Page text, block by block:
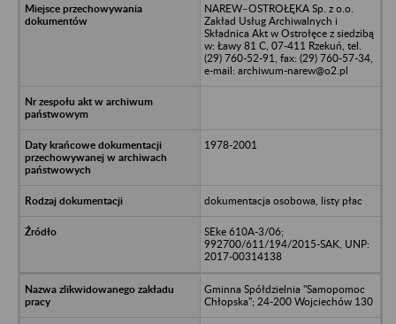
NAREW–OSTROŁĘKA Sp. z o.o.
Zakład Usług Archiwalnych i
Składnica Akt w Ostrołęce z siedzibą
w: Ławy 81 C, 07-411 Rzekuń, tel.
(29) 760-52-91, fax: (29) 760-57-34,
e-mail: archiwum-narew@o2.pl
1978-2001
dokumentacja osobowa, listy płac
SEke 610A-3/06;
992700/611/194/2015-SAK, UNP:
2017-00314138
Gminna Spółdzielnia "Samopomoc
Chłopska"; 24-200 Wojciechów 130